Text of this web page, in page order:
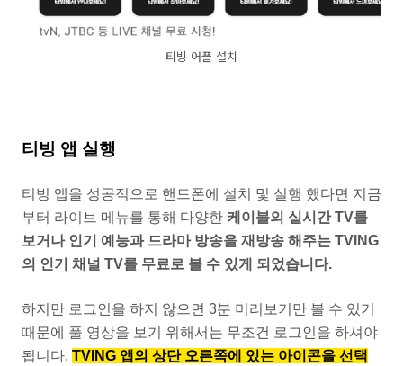
티빙 어플 설치
티빙 앱 실행
티빙 앱을 성공적으로 핸드폰에 설치 및 실행 했다면 지금
부터 라이브 메뉴를 통해 다양한 케이블의 실시간 TV를
보거나 인기 예능과 드라마 방송을 재방송 해주는 TVING
의 인기 채널 TV를 무료로 볼 수 있게 되었습니다.
하지만 로그인을 하지 않으면 3분 미리보기만 볼 수 있기
때문에 풀 영상을 보기 위해서는 무조건 로그인을 하셔야
됩니다. TVING 앱의 상단 오른쪽에 있는 아이콘을 선택